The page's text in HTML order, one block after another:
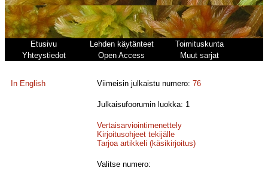
Etusivu Lehden käytänteet
Toimituskunta
Yhteystiedot
Open Access Muut sarjat
In English Viimeisin julkaistu numero:76
Julkaisufoorumin luokka: 1
Vertaisarviointimenettely
Kirjoitusohjeet tekijälle
Tarjoa artikkeli (käsikirjoitus)
Valitse numero: